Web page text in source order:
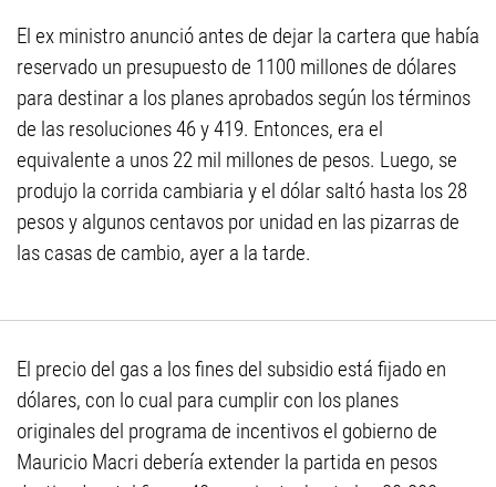
El ex ministro anunció antes de dejar la cartera que había
reservado un presupuesto de 1100 millones de dólares
para destinar a los planes aprobados según los términos
de las resoluciones 46 y 419. Entonces, era el
equivalente a unos 22 mil millones de pesos. Luego, se
produjo la corrida cambiaria y el dólar saltó hasta los 28
pesos y algunos centavos por unidad en las pizarras de
las casas de cambio, ayer a la tarde.
El precio del gas a los fines del subsidio está fijado en
dólares, con lo cual para cumplir con los planes
originales del programa de incentivos el gobierno de
Mauricio Macri debería extender la partida en pesos